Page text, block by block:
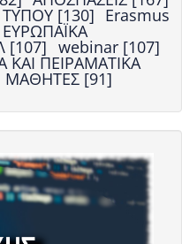
ΤΥΠΟΥ [130] Erasmus
ΕΥΡΩΠΑΪΚΑ
[107] webinar [107]
ΚΑΙ ΠΕΙΡΑΜΑΤΙΚΑ
ΜΑΘΗΤΕΣ [91]